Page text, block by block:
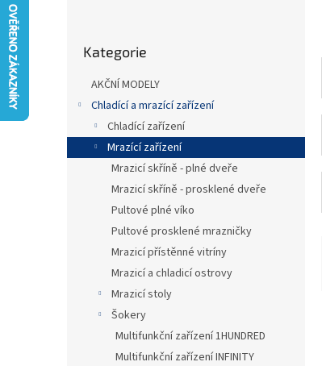
kategorie
Kategorie
AKČNÍ MODELY
Chladící a mrazící zařízení
Chladící zařízení
Mrazící zařízení
Mrazicí skříně - plné dveře
Mrazicí skříně - prosklené dveře
Pultové plné víko
Pultové prosklené mrazničky
Mrazicí přístěnné vitríny
Mrazicí a chladicí ostrovy
Mrazicí stoly
Šokery
Multifunkční zařízení 1HUNDRED
Multifunkční zařízení INFINITY